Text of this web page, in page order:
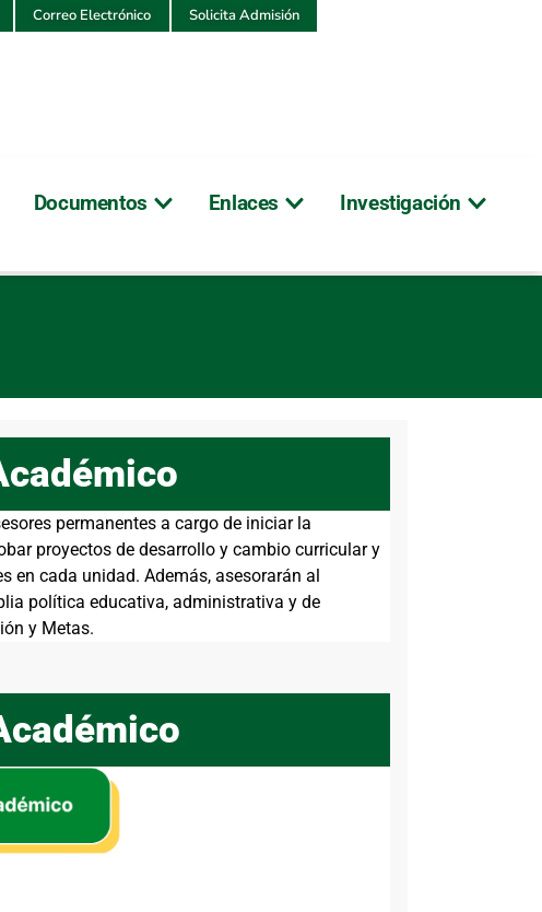
Correo Electrónico
Solicita Admisión
Documentos Enlaces Investigación
permanentes a cargo de iniciar la
proyectos de desarrollo y cambio curricular y
en cada unidad. Además, asesorarán al
política educativa, administrativa y de
y Metas.